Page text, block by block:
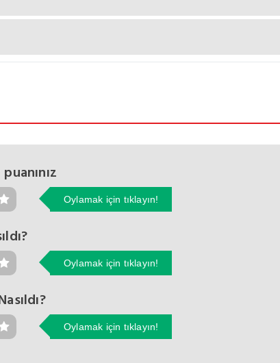
Oylamak için tıklayın!
Oylamak için tıklayın!
Oylamak için tıklayın!